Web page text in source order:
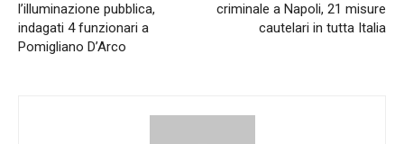
l’illuminazione pubblica,
indagati 4 funzionari a
Pomigliano D’Arco
criminale a Napoli, 21 misure
cautelari in tutta Italia